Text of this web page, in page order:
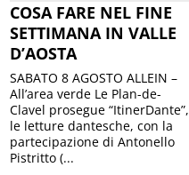
COSA FARE NEL FINE
SETTIMANA IN VALLE
D’AOSTA
SABATO 8 AGOSTO ALLEIN –
All’area verde Le Plan-de-
Clavel prosegue “ItinerDante”,
le letture dantesche, con la
partecipazione di Antonello
Pistritto (...